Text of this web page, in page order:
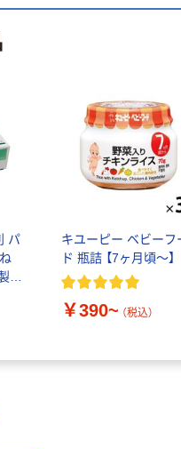
パ
紙
ハ
キユーピー ベビーフ
ド 瓶詰 【7ヶ月頃～】
￥390~ （税込）